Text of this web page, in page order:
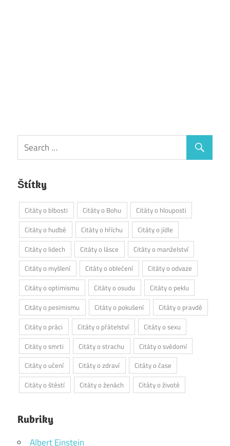
Štítky
Citáty o blbosti Citáty o Bohu
Citáty o hlouposti
Citáty o hudbě
Citáty o hříchu
Citáty o jídle
Citáty o lidech
Citáty o lásce
Citáty o manželství
Citáty o myšlení
Citáty o oblečení
Citáty o odvaze
Citáty o optimismu
Citáty o osudu
Citáty o peklu
Citáty o pesimismu
Citáty o pokušení
Citáty o pravdě
Citáty o práci
Citáty o přátelství
Citáty o sexu
Citáty o smrti
Citáty o strachu
Citáty o svědomí
Citáty o učení
Citáty o zdraví
Citáty o čase
Citáty o štěstí
Citáty o ženách Citáty o životě
Rubriky
Albert Einstein